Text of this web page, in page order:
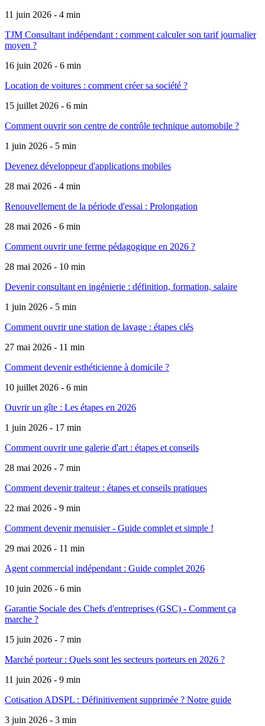
11 juin 2026 - 4 min
TJM Consultant indépendant : comment calculer son tarif journalier
moyen ?
16 juin 2026 - 6 min
Location de voitures : comment créer sa société ?
15 juillet 2026 - 6 min
Comment ouvrir son centre de contrôle technique automobile ?
1 juin 2026 - 5 min
Devenez développeur d'applications mobiles
28 mai 2026 - 4 min
Renouvellement de la période d'essai : Prolongation
28 mai 2026 - 6 min
Comment ouvrir une ferme pédagogique en 2026 ?
28 mai 2026 - 10 min
Devenir consultant en ingénierie : définition, formation, salaire
1 juin 2026 - 5 min
Comment ouvrir une station de lavage : étapes clés
27 mai 2026 - 11 min
Comment devenir esthéticienne à domicile ?
10 juillet 2026 - 6 min
Ouvrir un gîte : Les étapes en 2026
1 juin 2026 - 17 min
Comment ouvrir une galerie d'art : étapes et conseils
28 mai 2026 - 7 min
Comment devenir traiteur : étapes et conseils pratiques
22 mai 2026 - 9 min
Comment devenir menuisier - Guide complet et simple !
29 mai 2026 - 11 min
Agent commercial indépendant : Guide complet 2026
10 juin 2026 - 6 min
Garantie Sociale des Chefs d'entreprises (GSC) - Comment ça
marche ?
15 juin 2026 - 7 min
Marché porteur : Quels sont les secteurs porteurs en 2026 ?
11 juin 2026 - 9 min
Cotisation ADSPL : Définitivement supprimée ? Notre guide
3 juin 2026 - 3 min